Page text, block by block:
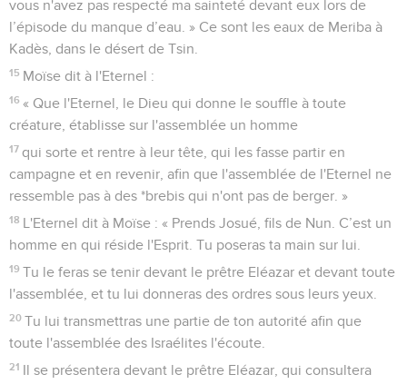
vous n'avez pas respecté ma sainteté devant eux lors de
l’épisode du manque d’eau. » Ce sont les eaux de Meriba à
Kadès, dans le désert de Tsin.
15 Moïse dit à l'Eternel :
16 « Que l'Eternel, le Dieu qui donne le souffle à toute
créature, établisse sur l'assemblée un homme
17 qui sorte et rentre à leur tête, qui les fasse partir en
campagne et en revenir, afin que l'assemblée de l'Eternel ne
ressemble pas à des *brebis qui n'ont pas de berger. »
18 L'Eternel dit à Moïse : « Prends Josué, fils de Nun. C’est un
homme en qui réside l'Esprit. Tu poseras ta main sur lui.
19 Tu le feras se tenir devant le prêtre Eléazar et devant toute
l'assemblée, et tu lui donneras des ordres sous leurs yeux.
20 Tu lui transmettras une partie de ton autorité afin que
toute l'assemblée des Israélites l'écoute.
21 Il se présentera devant le prêtre Eléazar, qui consultera